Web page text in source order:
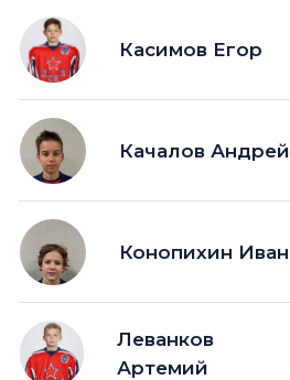
Касимов Егор
Качалов Андрей
Конопихин Иван
Леванков
Артемий